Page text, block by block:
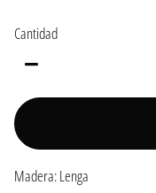
Cantidad
Madera: Lenga